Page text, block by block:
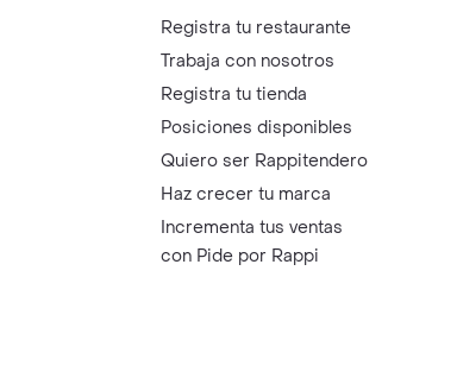
Registra tu restaurante
Trabaja con nosotros
Registra tu tienda
Posiciones disponibles
Quiero ser Rappitendero
Haz crecer tu marca
Incrementa tus ventas
con Pide por Rappi